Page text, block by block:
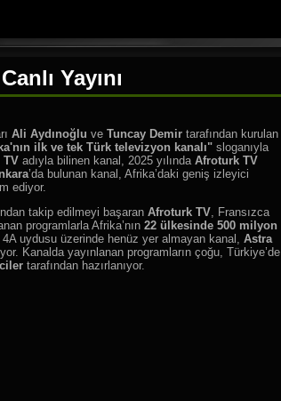
Yayını
Ali Aydınoğlu ve Tuncay Demir tarafından kurulan
ilk ve tek Türk televizyon kanalı" sloganıyla
TV adıyla bilinen kanal, 2025 yılında Afroturk TV
’da bulunan kanal, Afrika’daki geniş izleyici
ediyor.
takip edilmeyi başaran Afroturk TV, Fransızca
programlarla Afrika’nın 22 ülkesinde 500 milyon
uydusu üzerinde henüz yer almayan kanal, Astra
Kanalda yayınlanan programların çoğu, Türkiye’de
tarafından hazırlanıyor.